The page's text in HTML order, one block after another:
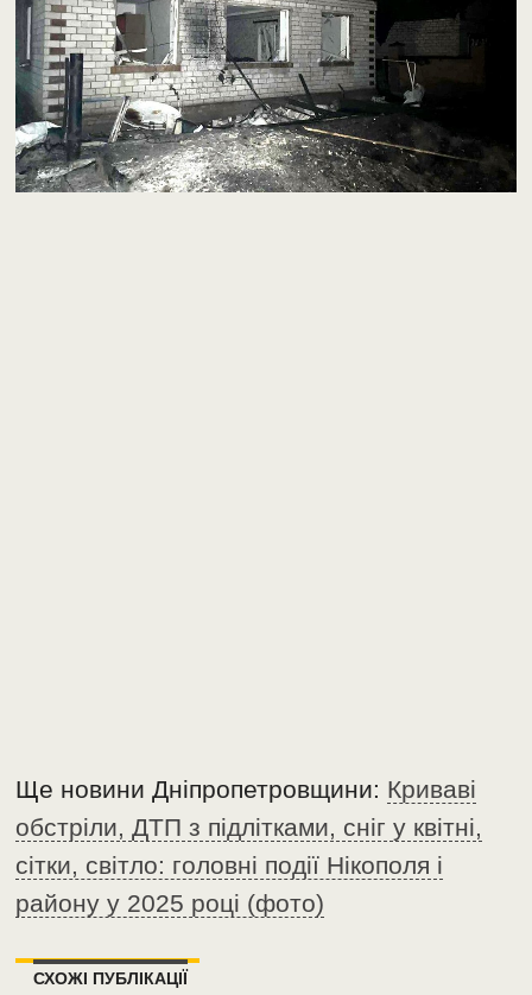
Ще новини Дніпропетровщини: Криваві
обстріли, ДТП з підлітками, сніг у квітні,
сітки, світло: головні події Нікополя і
району у 2025 році (фото)
СХОЖІ ПУБЛІКАЦІЇ